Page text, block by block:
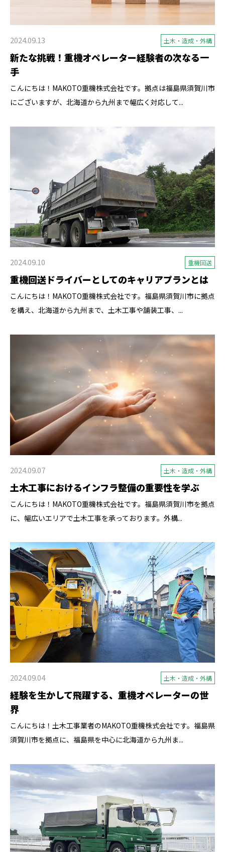
2024.09.13 土木・造成・外構
新たな挑戦！重機オペレーター経験者の次なる一
手
こんにちは！MAKOTO重機株式会社です。拠点は福島県須賀川市
にございますが、北海道から九州まで幅広く対応して...
2024.09.10 重機回送
重機回送ドライバーとしてのキャリアプランとは
こんにちは！MAKOTO重機株式会社です。福島県須賀川市に拠点
を構え、北海道から九州まで、土木工事や舗装工事、...
2024.09.07 土木・造成・外構
土木工事におけるインフラ整備の重要性を学ぶ
こんにちは！MAKOTO重機株式会社です。福島県須賀川市を拠点
に、幅広いエリアで土木工事を承っております。外構...
2024.09.04 土木・造成・外構
経験を生かして飛躍する、重機オペレーターの世
界
こんにちは！土木工事業者のMAKOTO重機株式会社です。福島県
須賀川市を拠点に、福島県を中心に北海道から九州ま...